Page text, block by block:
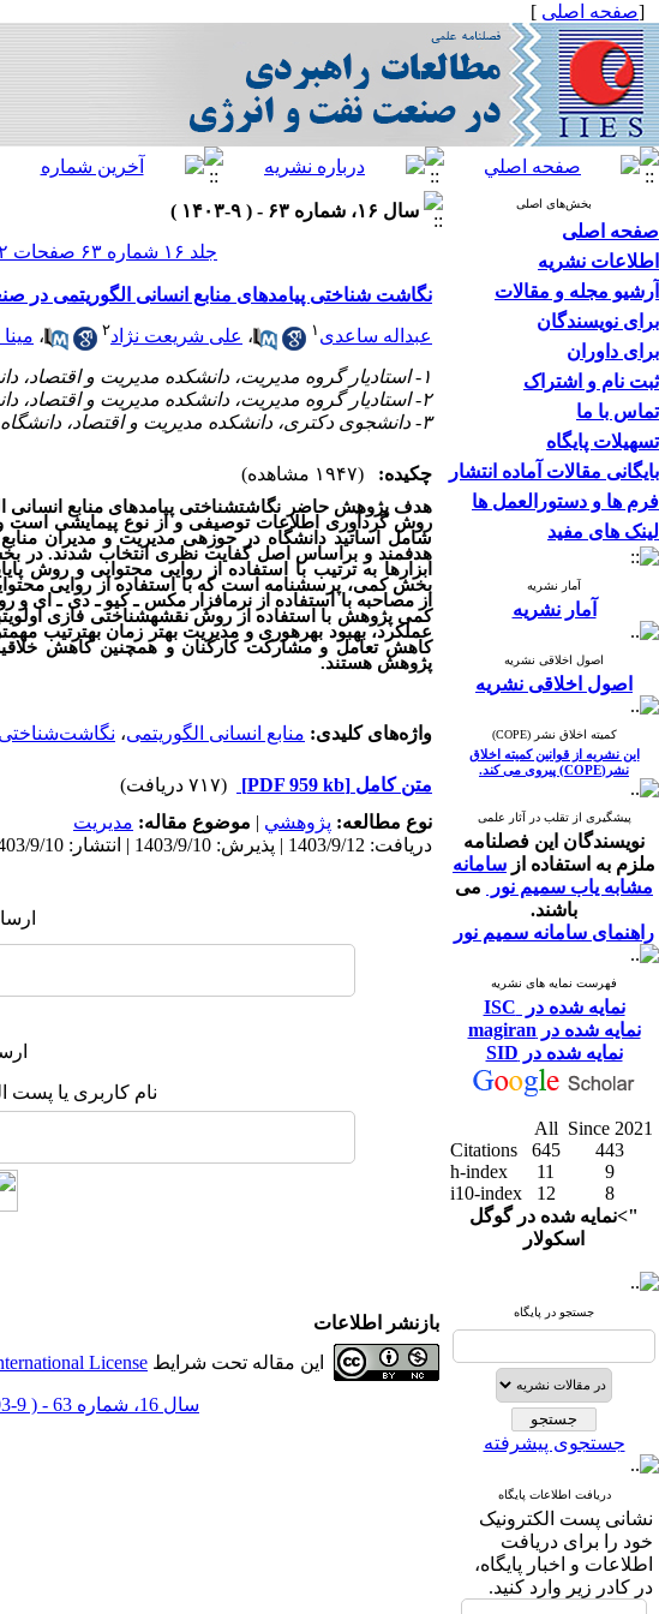
[صفحه اصلی ]
بخش‌های اصلی
صفحه اصلی
اطلاعات نشریه
آرشیو مجله و مقالات
برای نویسندگان
برای داوران
ثبت نام و اشتراک
تماس با ما
تسهیلات پایگاه
بایگانی مقالات آماده انتشار
فرم ها و دستورالعمل ها
لینک های مفید
آمار نشریه
آمار نشریه
اصول اخلاقی نشریه
اصول اخلاقی نشریه
کمیته اخلاق نشر (COPE)
این نشریه از قوانین کمیته اخلاق
نشر(COPE) پیروی می کند.
پیشگیری از تقلب در آثار علمی
نویسندگان این فصلنامه
ملزم به استفاده از سامانه
مشابه یاب سمیم نور
می
باشند.
راهنمای سامانه سمیم نور
فهرست نمایه های نشریه
نمایه شده در ISC
نمایه شده در magiran
نمایه شده در SID
All Since 2021
Citations
645
443
h-index
11
9
i10-index
12
8
">نمایه شده در گوگل
اسکولار
جستجو در پایگاه
جستجوی پیشرفته
دریافت اطلاعات پایگاه
نشانی پست الکترونیک
خود را برای دریافت
اطلاعات و اخبار پایگاه،
در کادر زیر وارد کنید.
سال ۱۶، شماره ۶۳ - ( ۹-۱۴۰۳ )
جلد ۱۶ شماره ۶۳ صفحات ۲۲-۱
نگاشت ‌شناختی پیامدهای منابع انسانی الگوریتمی در
عبداله ساعدی ۱ ، علی شریعت‌ نژاد۲ ،
۱- استادیار گروه مدیریت، دانشکده مدیریت و اقتصاد، دانشگاه لرستان، خرم‌آباد، ایران ،
۲- استادیار گروه مدیریت، دانشکده مدیریت و اقتصاد، دانشگاه لرستان، خرم‌آباد، ایران
۳- دانشجوی دکتری، دانشکده مدیریت و اقتصاد، دانشگاه لرستان، خرم‌آباد، ایران
چکیده: (۱۹۴۷ مشاهده)
هدف پژوهش حاضر نگاشتشناختی پیامدهای منابع
روش گردآوری اطلاعات توصیفی و از نوع پیمایشی
هدفمند و براساس اصل کفایت نظری انتخاب شدند. در
ابزارها به ترتیب با استفاده از روایی محتوایی و روش
بخش کمی، پرسشنامه است که با استفاده از روایی
از مصاحبه با استفاده از نرم‏افزار مکس ـ کیو ـ دی ـ ای
کمی پژوهش با استفاده از روش نقشهشناختی فازی
عملکرد، بهبود بهره‏وری و مدیریت بهتر زمان بهترتیب
کاهش تعامل و مشارکت کارکنان و همچنین کاهش
پژوهش هستند.
واژه‌های کلیدی: منابع انسانی الگوریتمی،
متن کامل [PDF 959 kb]
(۷۱۷ دریافت)
نوع مطالعه: پژوهشي | موضوع مقاله: مديريت
دریافت: 1403/9/12 | پذیرش: 1403/9/10 | انتشار: 1403/9/10
نام کاربری یا پست
بازنشر اطلاعات
این مقاله تحت شرایط License
سال 16، شماره 63 - ( 9-1403 )